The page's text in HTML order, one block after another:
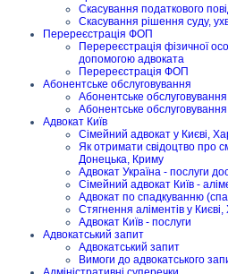
Скасування податкового
Скасування рішення суду,
Перереєстрація ФОП
Перереєстрація фізичної
допомогою адвоката
Перереєстрація ФОП
Абонентське обслуговування
Абонентське
Абонентське
Адвокат Київ
Сімейний адвокат у Києві,
Як отримати свідоцтво про
Донецька, Криму
Адвокат Україна - послуги
Сімейний адвокат Київ -
Адвокат по спадкуванню
Стягнення аліментів у Києві,
Адвокат Київ - послуги
Адвокатський запит
Адвокатський запит
Вимоги до адвокатського